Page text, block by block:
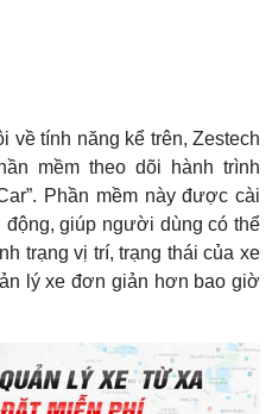
về tính năng kể trên, Zestech
mềm theo dõi hành trình
Phần mềm này được cài
giúp người dùng có thể
trạng vị trí, trạng thái của xe
lý xe đơn giản hơn bao giờ